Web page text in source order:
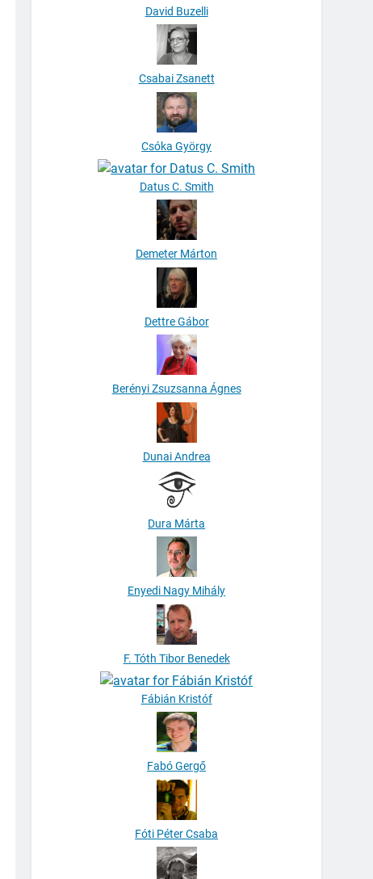
David Buzelli
Csabai Zsanett
Csóka György
Datus C. Smith
Demeter Márton
Dettre Gábor
Berényi Zsuzsanna Ágnes
Dunai Andrea
Dura Márta
Enyedi Nagy Mihály
F. Tóth Tibor Benedek
Fábián Kristóf
Fabó Gergő
Fóti Péter Csaba